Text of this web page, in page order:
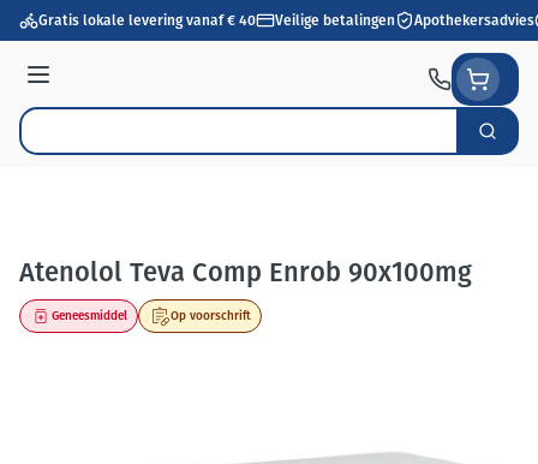
Ga naar de inhoud
Gratis lokale levering vanaf € 40 Veilige betalingen Apothekersadvies
Menu
Product, merk, categorie... Zoek
Atenolol Teva Comp Enrob 90x100mg
Op voorschrift
Geneesmiddel